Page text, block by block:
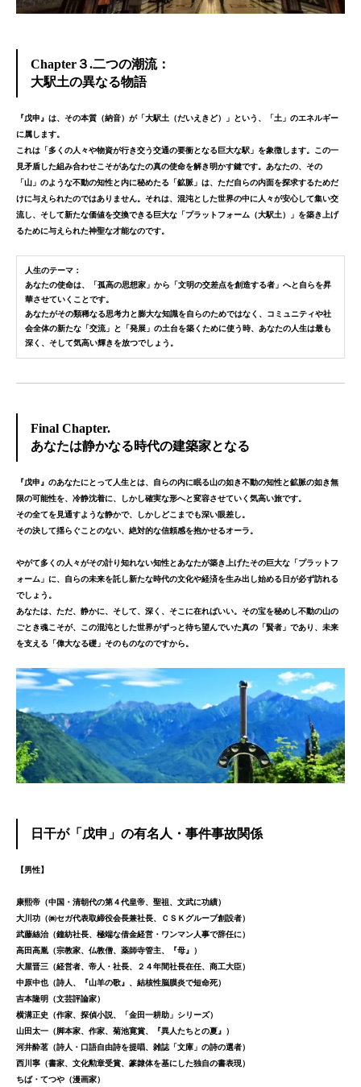
Chapter３.二つの潮流：
大駅土の異なる物語
『戊申』は、その本質（納音）が「大駅土（だいえきど）」という、「土」のエネルギー
に属します。
これは「多くの人々や物資が行き交う交通の要衝となる巨大な駅」を象徴します。 この一
見矛盾した組み合わせこそがあなたの真の使命を解き明かす鍵です。 あなたの、その
「山」のような不動の知性と内に秘めたる「鉱脈」は、ただ自らの内面を探求するためだ
けに与えられたのではありません。 それは、 混沌とした世界の中に人々が安心して集い交
流し、そして新たな価値を交換できる巨大な「プラットフォーム（大駅土）」を築き上げ
るために与えられた神聖な才能なのです。
人生のテーマ：
あなたの使命は、
「孤高の思想家」から「文明の交差点を創造する者」へと自らを昇
華させていくことです。
あなたがその類稀なる思考力と膨大な知識を自らのためではなく、 コミュニティや社
会全体の新たな「交流」と「発展」の土台を築くために使う時、 あなたの人生は最も
深く、そして気高い輝きを放つでしょう。
Final Chapter.
あなたは静かなる時代の建築家となる
『戊申』のあなたにとって人生とは、自らの内に眠る山の如き不動の知性と鉱脈の如き無
限の可能性を、冷静沈着に、しかし確実な形へと変容させていく気高い旅です。
その全てを見通すような静かで、しかしどこまでも深い眼差し。
その決して揺らぐことのない、絶対的な信頼感を抱かせるオーラ。
やがて多くの人々がその計り知れない知性とあなたが築き上げたその巨大な「プラットフ
ォーム」に、自らの未来を託し新たな時代の文化や経済を生み出し始める日が必ず訪れる
でしょう。
あなたは、ただ、静かに、そして、深く、そこに在ればいい。 その宝を秘めし不動の山の
ごとき魂こそが、この混沌とした世界がずっと待ち望んでいた真の「賢者」であり、未来
を支える「偉大なる礎」そのものなのですから。
日干が「戊申」の有名人・事件事故関係
【男性】
康熙帝（中国・清朝代の第４代皇帝、聖祖、文武に功績）
大川功（㈱セガ代表取締役会長兼社長、ＣＳＫグループ創設者）
武藤絲治（鐘紡社長、極端な借金経営・ワンマン人事で辞任に）
高田高胤（宗教家、仏教僧、薬師寺管主、『母』）
大屋晋三（経営者、帝人・社長、２４年間社長在任、商工大臣）
中原中也（詩人、『山羊の歌』、結核性脳膜炎で短命死）
吉本隆明（文芸評論家）
横溝正史（作家、探偵小説、「金田一耕助」シリーズ）
山田太一（脚本家、作家、菊池寛賞、『異人たちとの夏』）
河井酔茗（詩人・口語自由詩を提唱、雑誌「文庫」の詩の選者）
西川寧（書家、文化勲章受賞、篆隷体を基にした独自の書表現）
ちば・てつや（漫画家）